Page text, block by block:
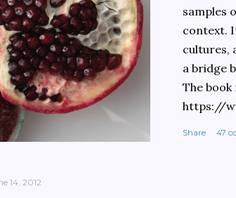
samples
context.
cultures,
a bridge
The book
https://
Share 47
14, 2012